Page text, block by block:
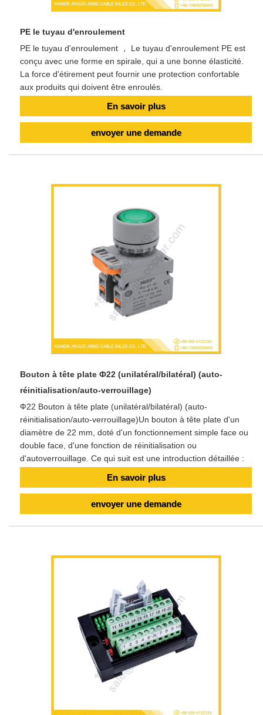
PE le tuyau d'enroulement
PE le tuyau d'enroulement ， Le tuyau d'enroulement PE est
conçu avec une forme en spirale, qui a une bonne élasticité.
La force d'étirement peut fournir une protection confortable
aux produits qui doivent être enroulés.
En savoir plus
envoyer une demande
Bouton à tête plate Ф22 (unilatéral/bilatéral) (auto-
réinitialisation/auto-verrouillage)
Ф22 Bouton à tête plate (unilatéral/bilatéral) (auto-
réinitialisation/auto-verrouillage)​ Un bouton à tête plate d'un
diamètre de 22 mm, doté d'un fonctionnement simple face ou
double face, d'une fonction de réinitialisation ou
d'autoverrouillage. Ce qui suit est une introduction détaillée :
En savoir plus
envoyer une demande